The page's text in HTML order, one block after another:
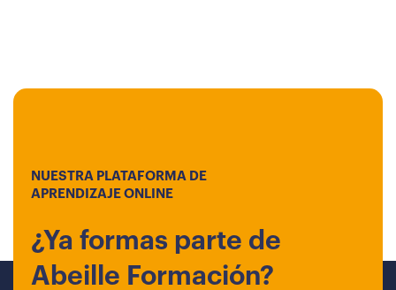
NUESTRA PLATAFORMA DE
APRENDIZAJE ONLINE
¿Ya formas parte de
Abeille Formación?